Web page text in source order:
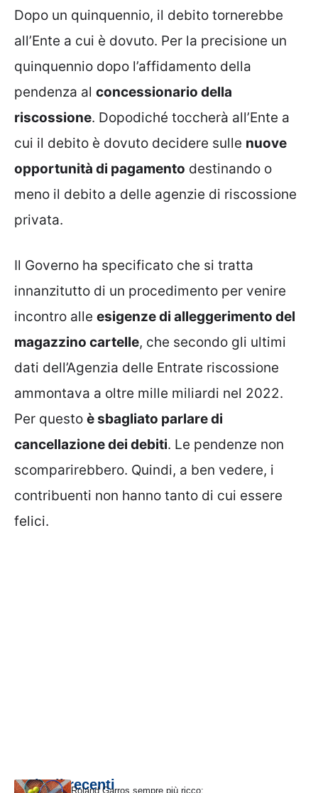
Dopo un quinquennio, il debito tornerebbe
all’Ente a cui è dovuto. Per la precisione un
quinquennio dopo l’affidamento della
pendenza al concessionario della
riscossione. Dopodiché toccherà all’Ente a
cui il debito è dovuto decidere sulle nuove
opportunità di pagamento destinando o
meno il debito a delle agenzie di riscossione
privata.
Il Governo ha specificato che si tratta
innanzitutto di un procedimento per venire
incontro alle esigenze di alleggerimento del
magazzino cartelle, che secondo gli ultimi
dati dell’Agenzia delle Entrate riscossione
ammontava a oltre mille miliardi nel 2022.
Per questo è sbagliato parlare di
cancellazione dei debiti. Le pendenze non
scomparirebbero. Quindi, a ben vedere, i
contribuenti non hanno tanto di cui essere
felici.
Articoli recentiRoland Garros sempre più ricco: